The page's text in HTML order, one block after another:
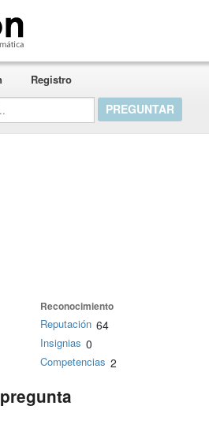
Registro
Reconocimiento
Reputación 64
Insignias 0
Competencias 2